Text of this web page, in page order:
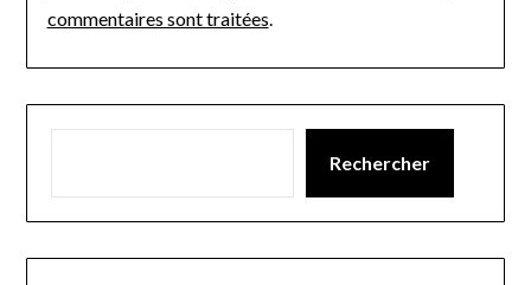
commentaires sont traitées.
Rechercher